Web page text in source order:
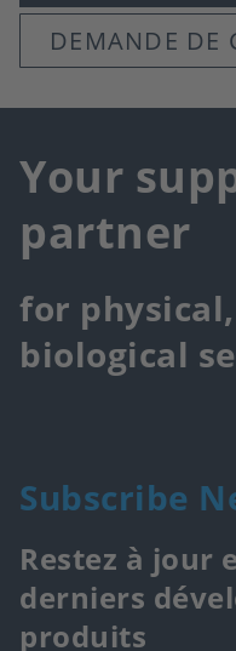
DEMANDE DE
Your
partner
for
biological
Subscribe
Restez à jour
derniers
produits